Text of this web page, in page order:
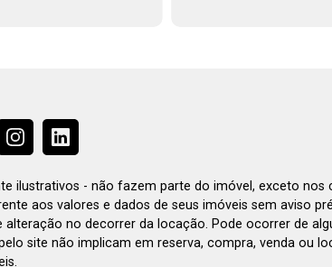
ilustrativos - não fazem parte do imóvel, exceto nos
aos valores e dados de seus imóveis sem aviso
no decorrer da locação. Pode ocorrer de
site não implicam em reserva, compra, venda ou